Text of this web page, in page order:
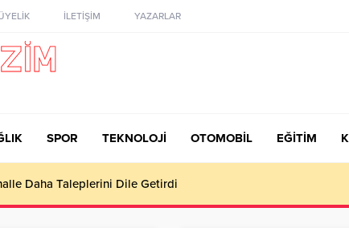
İLETİŞİM YAZARLAR
SPOR TEKNOLOJİ OTOMOBİL EĞİTİM
Daha Taleplerini Dile Getirdi